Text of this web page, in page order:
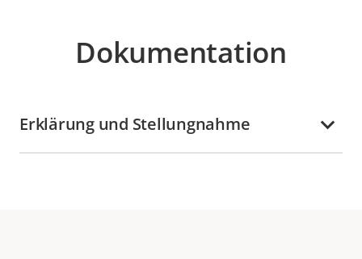
Dokumentation
Erklärung und Stellungnahme